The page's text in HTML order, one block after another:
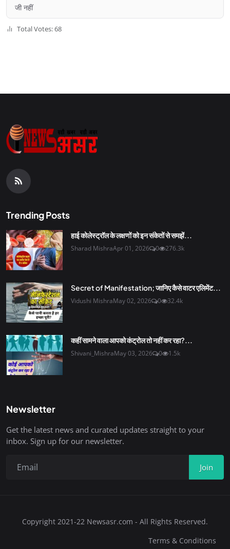
जी नहीं
Total Votes: 68
Trending Posts
हाई कोलेस्ट्रॉल के लक्षणों को इन संकेतों से समझें...
Sharad MishraApr 01, 2026 0 276.3k
Secret of Manifestation; जानिए कैसे वाटर एलिमेंट...
Vidushi MishraMay 02, 2026 0 32.4k
कहीं सामने वाला आपको कंट्रोल तो नहीं कर रहा?...
Shivani_MishraMay 03, 2026 0 1.5k
Newsletter
Get the latest news and curated updates straight to your
inbox. Sign up for our newsletter.
Join
Copyright 2021-22 Newsasr.com - All Rights Reserved.
Terms & Conditions